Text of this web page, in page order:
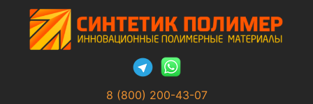
8 (800) 200-43-07